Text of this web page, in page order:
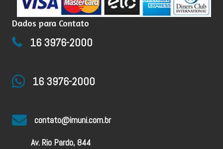
Dados para Contato
16 3976-2000
16 3976-2000
contato@imuni.com.br
Av. Rio Pardo, 844